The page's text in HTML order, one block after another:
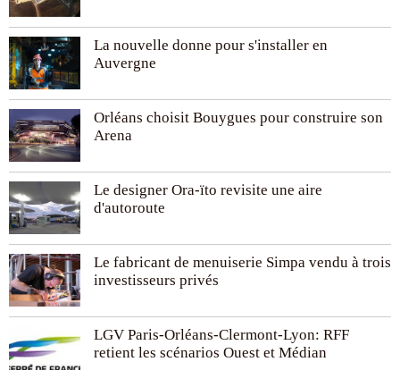
La nouvelle donne pour s'installer en
Auvergne
Orléans choisit Bouygues pour construire son
Arena
Le designer Ora-ïto revisite une aire
d'autoroute
Le fabricant de menuiserie Simpa vendu à trois
investisseurs privés
LGV Paris-Orléans-Clermont-Lyon: RFF
retient les scénarios Ouest et Médian